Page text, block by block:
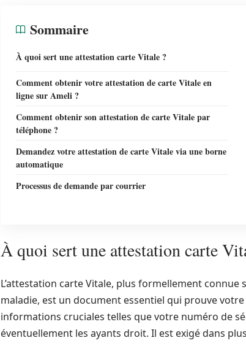
Sommaire
À quoi sert une attestation carte Vitale ?
Comment obtenir votre attestation de carte Vitale en
ligne sur Ameli ?
Comment obtenir son attestation de carte Vitale par
téléphone ?
Demandez votre attestation de carte Vitale via une borne
automatique
Processus de demande par courrier
À quoi sert une attestation carte
L’attestation carte Vitale, plus formellement connue
maladie, est un document essentiel qui prouve
informations cruciales telles que votre numéro de
éventuellement les ayants droit. Il est exigé dans